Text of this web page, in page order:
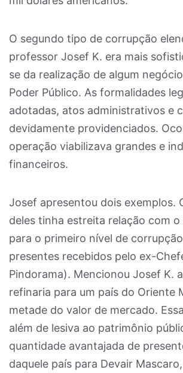
O segundo tipo de corrupção
professor Josef K. era mais
se da realização de algum
Poder Público. As formalidades
adotadas, atos administrativos e
devidamente providenciados.
operação viabilizava grandes e
financeiros.
Josef apresentou dois exemplos.
deles tinha estreita relação com
para o primeiro nível de
presentes recebidos pelo ex-
Pindorama). Mencionou Josef K.
refinaria para um país do Oriente
metade do valor de mercado.
além de lesiva ao patrimônio
quantidade avantajada de
daquele país para Devair